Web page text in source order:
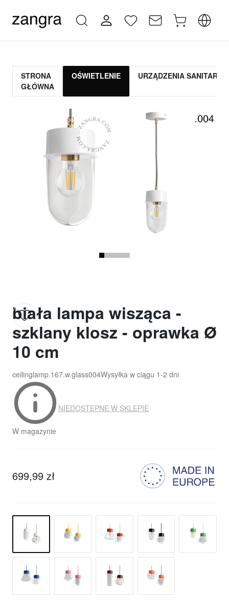
STRONA
GŁÓWNA
OŚWIETLENIE URZĄDZENIA SANITARNE
biała lampa wisząca -
szklany klosz - oprawka Ø
10 cm
ceilinglamp.167.w.glass004Wysyłka w ciągu 1-2 dni
W magazynie
NIEDOSTĘPNE W SKLEPIE
699,99 zł